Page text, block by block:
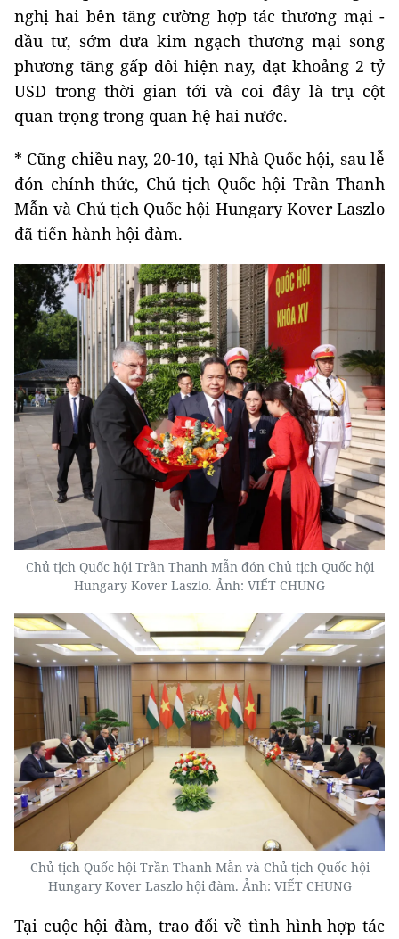
nghị hai bên tăng cường hợp tác thương mại -
đầu tư, sớm đưa kim ngạch thương mại song
phương tăng gấp đôi hiện nay, đạt khoảng 2 tỷ
USD trong thời gian tới và coi đây là trụ cột
quan trọng trong quan hệ hai nước.
* Cũng chiều nay, 20-10, tại Nhà Quốc hội, sau lễ
đón chính thức, Chủ tịch Quốc hội Trần Thanh
Mẫn và Chủ tịch Quốc hội Hungary Kover Laszlo
đã tiến hành hội đàm.
Chủ tịch Quốc hội Trần Thanh Mẫn đón Chủ tịch Quốc hội
Hungary Kover Laszlo. Ảnh: VIẾT CHUNG
Chủ tịch Quốc hội Trần Thanh Mẫn và Chủ tịch Quốc hội
Hungary Kover Laszlo hội đàm. Ảnh: VIẾT CHUNG
Tại cuộc hội đàm, trao đổi về tình hình hợp tác